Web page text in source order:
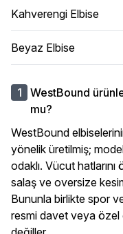
Kahverengi Elbise
Beyaz Elbise
WestBound
mu?
WestBound
yönelik üretilmiş;
odaklı. Vücut
salaş ve oversize
Bununla birlikte spor
resmi davet veya özel